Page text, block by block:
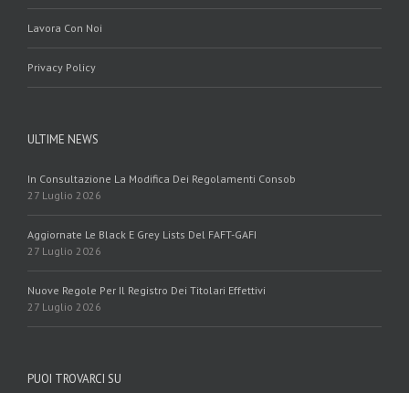
Lavora Con Noi
Privacy Policy
ULTIME NEWS
In Consultazione La Modifica Dei Regolamenti Consob
27 Luglio 2026
Aggiornate Le Black E Grey Lists Del FAFT-GAFI
27 Luglio 2026
Nuove Regole Per Il Registro Dei Titolari Effettivi
27 Luglio 2026
PUOI TROVARCI SU